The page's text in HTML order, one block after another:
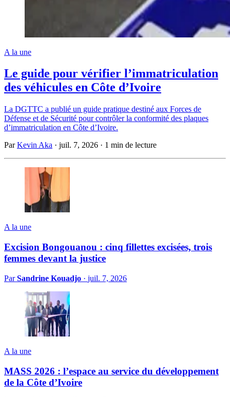
A la une
Le guide pour vérifier l’immatriculation
des véhicules en Côte d’Ivoire
La DGTTC a publié un guide pratique destiné aux Forces de
Défense et de Sécurité pour contrôler la conformité des plaques
d’immatriculation en Côte d’Ivoire.
ParKevin Aka · juil. 7, 2026 · 1 min de lecture
A la une
Excision Bongouanou : cinq fillettes excisées, trois
femmes devant la justice
ParSandrine Kouadjo · juil. 7, 2026
A la une
MASS 2026 : l’espace au service du développement
de la Côte d’Ivoire